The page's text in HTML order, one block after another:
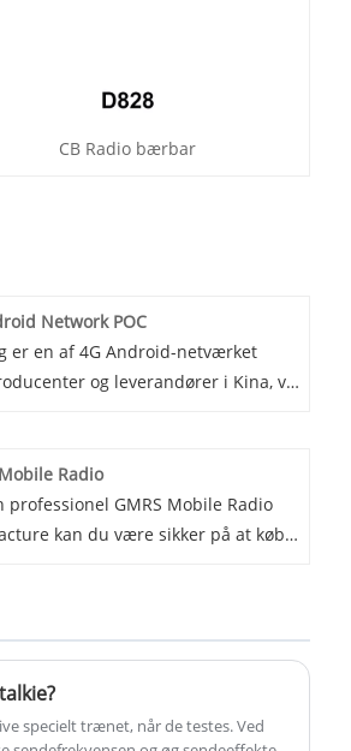
CB Radio bærbar
Network POC
er en af ​​4G Android-netværket
og leverandører i Kina, vi
kommunikationsteknologi-4G
Network POC (cellulær push-to-
revolutionære enhed
Radio
professionel GMRS Mobile Radio
kan du være sikker på at købe
nye GMRS Mobile Radio-den
kommunikationsløsning for alle på
GMRS-mobile radioer er
til at give pålidelige
specielt trænet, når de testes. Ved